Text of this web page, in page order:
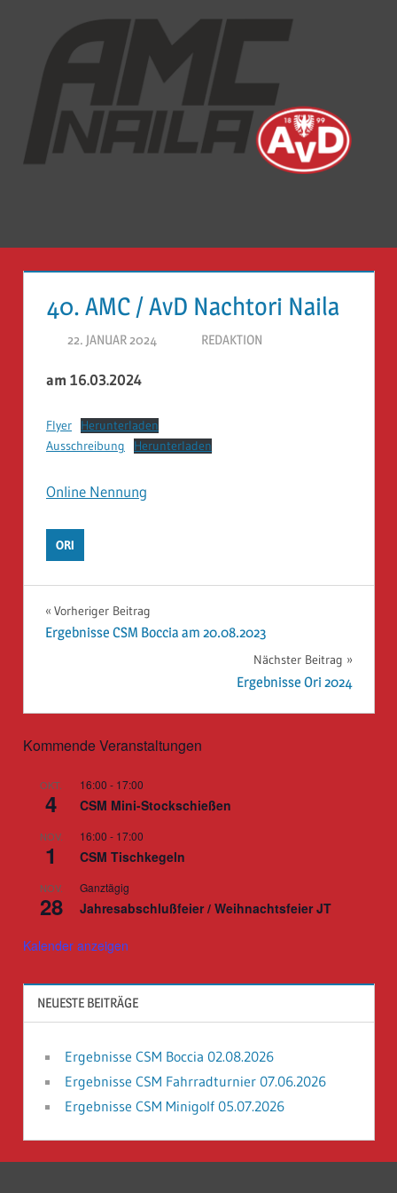
springen
Auto-
Mobil-
40. AMC / AvD Nachtori Naila
22. JANUAR 2024 REDAKTION
am 16.03.2024
Flyer
Herunterladen
Ausschreibung
Herunterladen
Online Nennung
ORI
Beitragsnavigation
Vorheriger Beitrag
Ergebnisse CSM Boccia am 20.08.2023
Nächster Beitrag
Ergebnisse Ori 2024
Kommende Veranstaltungen
OKT.
4
16:00 - 17:00
CSM Mini-Stockschießen
NOV.
1
16:00 - 17:00
CSM Tischkegeln
NOV.
28
Ganztägig
Jahresabschlußfeier / Weihnachtsfeier JT
Kalender anzeigen
NEUESTE BEITRÄGE
Ergebnisse CSM Boccia 02.08.2026
Ergebnisse CSM Fahrradturnier 07.06.2026
Ergebnisse CSM Minigolf 05.07.2026